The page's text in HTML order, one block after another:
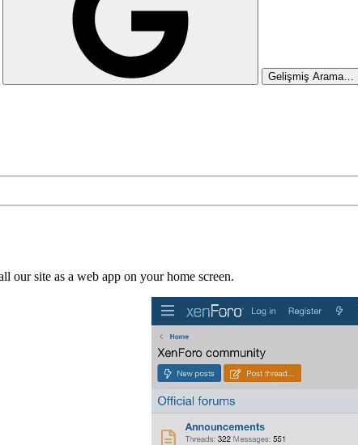
Gelişmiş Arama…
our site as a web app on your home screen.